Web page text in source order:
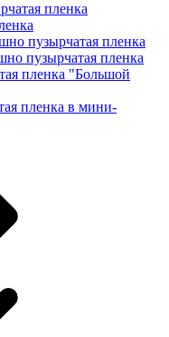
пленка
пузырчатая пленка
пузырчатая пленка
пленка "Большой
пленка в мини-